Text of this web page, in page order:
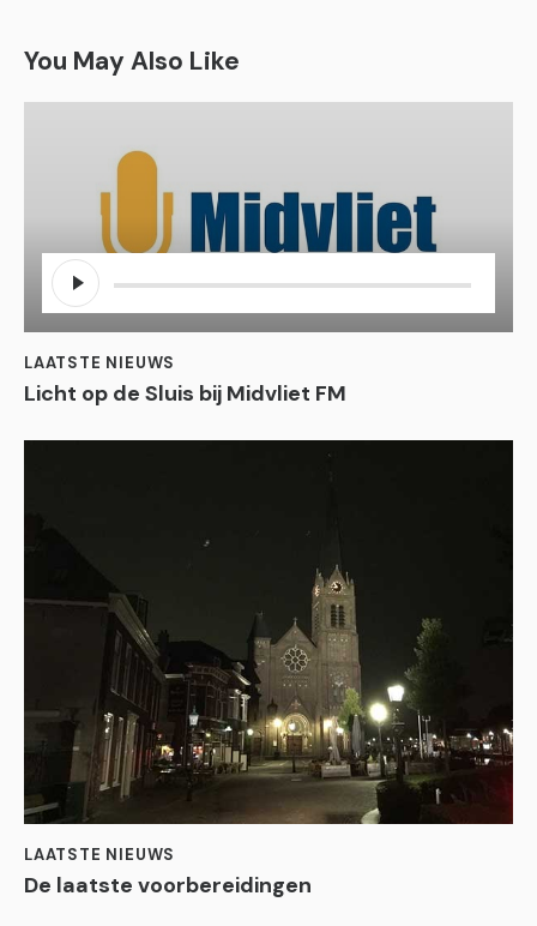
You May Also Like
Audiospeler
LAATSTE NIEUWS
Licht op de Sluis bij Midvliet FM
LAATSTE NIEUWS
De laatste voorbereidingen